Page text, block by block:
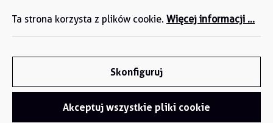
zawartości
+48 694 423 666
Ta strona korzysta z plików cookie. Więcej informacji ...
Skonfiguruj
Akceptuj wszystkie pliki cookie